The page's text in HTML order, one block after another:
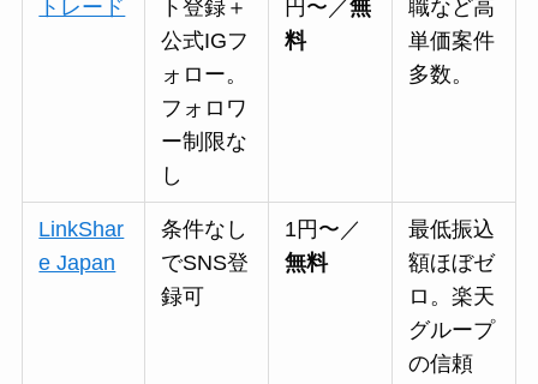
トレード
ト登録＋
公式IGフ
ォロー。
フォロワ
ー制限な
し
円〜／無
料
職など高
単価案件
多数。
LinkShar
e Japan
条件なし
でSNS登
録可
1円〜／
無料
最低振込
額ほぼゼ
ロ。楽天
グループ
の信頼